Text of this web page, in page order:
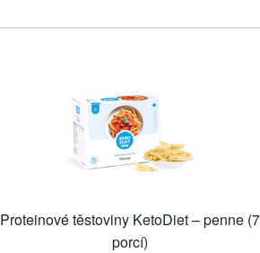
Proteinové těstoviny KetoDiet – penne (7
porcí)